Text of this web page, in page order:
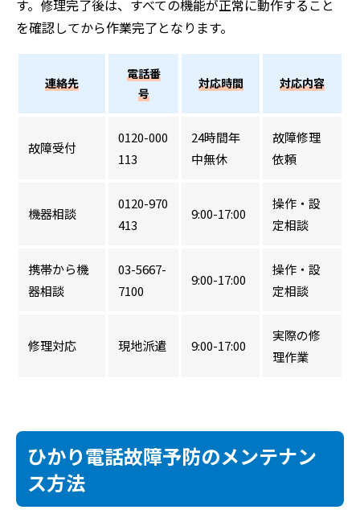
す。修理完了後は、すべての機能が正常に動作すること
を確認してから作業完了となります。
連絡先
電話番
号
対応時間 対応内容
故障受付
0120-000
113
24時間年
中無休
故障修理
依頼
機器相談
0120-970
413
9:00-17:00
操作・設
定相談
携帯から機
器相談
03-5667-
7100
9:00-17:00
操作・設
定相談
修理対応 現地派遣 9:00-17:00
実際の修
理作業
ひかり電話故障予防のメンテナン
ス方法